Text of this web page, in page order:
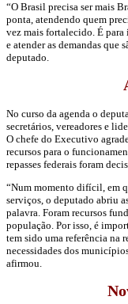
“O Brasil precisa ser mais
ponta, atendendo quem
vez mais fortalecido. É para
e atender as demandas que
deputado.
No curso da agenda o
secretários, vereadores e
O chefe do Executivo
recursos para o
repasses federais foram
“Num momento difícil, em
serviços, o deputado abriu
palavra. Foram recursos
população. Por isso, é
tem sido uma referência na
necessidades dos
afirmou.